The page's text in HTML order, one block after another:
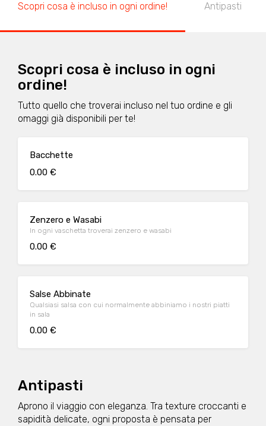
Scopri cosa è incluso in ogni ordine! Antipasti
Scopri cosa è incluso in ogni
ordine!
Tutto quello che troverai incluso nel tuo ordine e gli
omaggi già disponibili per te!
Bacchette
0.00 €
Zenzero e Wasabi
In ogni vaschetta troverai zenzero e wasabi
0.00 €
Salse Abbinate
Qualsiasi salsa con cui normalmente abbiniamo i nostri piatti
in sala
0.00 €
Antipasti
Aprono il viaggio con eleganza. Tra texture croccanti e
sapidità delicate, ogni proposta è pensata per